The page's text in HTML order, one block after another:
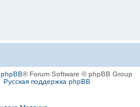
phpBB® Forum Software © phpBB Group
Русская поддержка phpBB